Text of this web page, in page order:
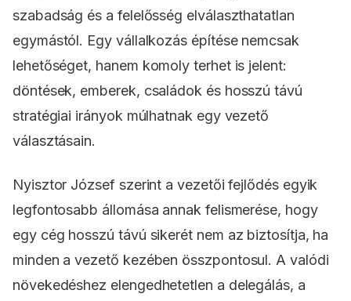
szabadság és a felelősség elválaszthatatlan
egymástól. Egy vállalkozás építése nemcsak
lehetőséget, hanem komoly terhet is jelent:
döntések, emberek, családok és hosszú távú
stratégiai irányok múlhatnak egy vezető
választásain.
Nyisztor József szerint a vezetői fejlődés egyik
legfontosabb állomása annak felismerése, hogy
egy cég hosszú távú sikerét nem az biztosítja, ha
minden a vezető kezében összpontosul. A valódi
növekedéshez elengedhetetlen a delegálás, a